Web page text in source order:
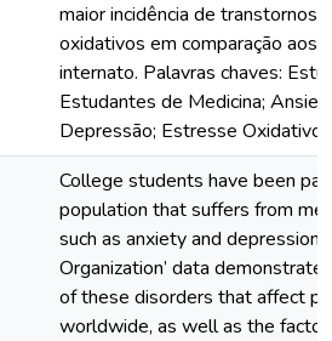
maior incidência de transtornos
oxidativos em comparação aos
internato. Palavras chaves:
Estudantes de Medicina;
Depressão; Estresse Oxidativo.
College students have been
population that suffers from
such as anxiety and
Organization’ data
of these disorders that affect
worldwide, as well as the